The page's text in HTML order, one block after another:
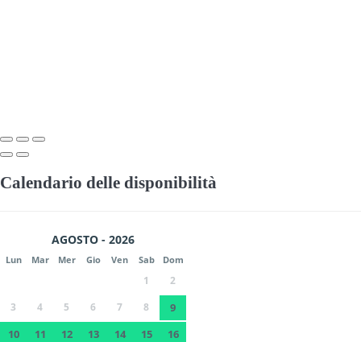
Calendario delle disponibilità
AGOSTO - 2026
Lun Mar Mer Gio Ven Sab Dom
1
2
3
4 5 6 7 8
9
10
11 12 13 14 15
16